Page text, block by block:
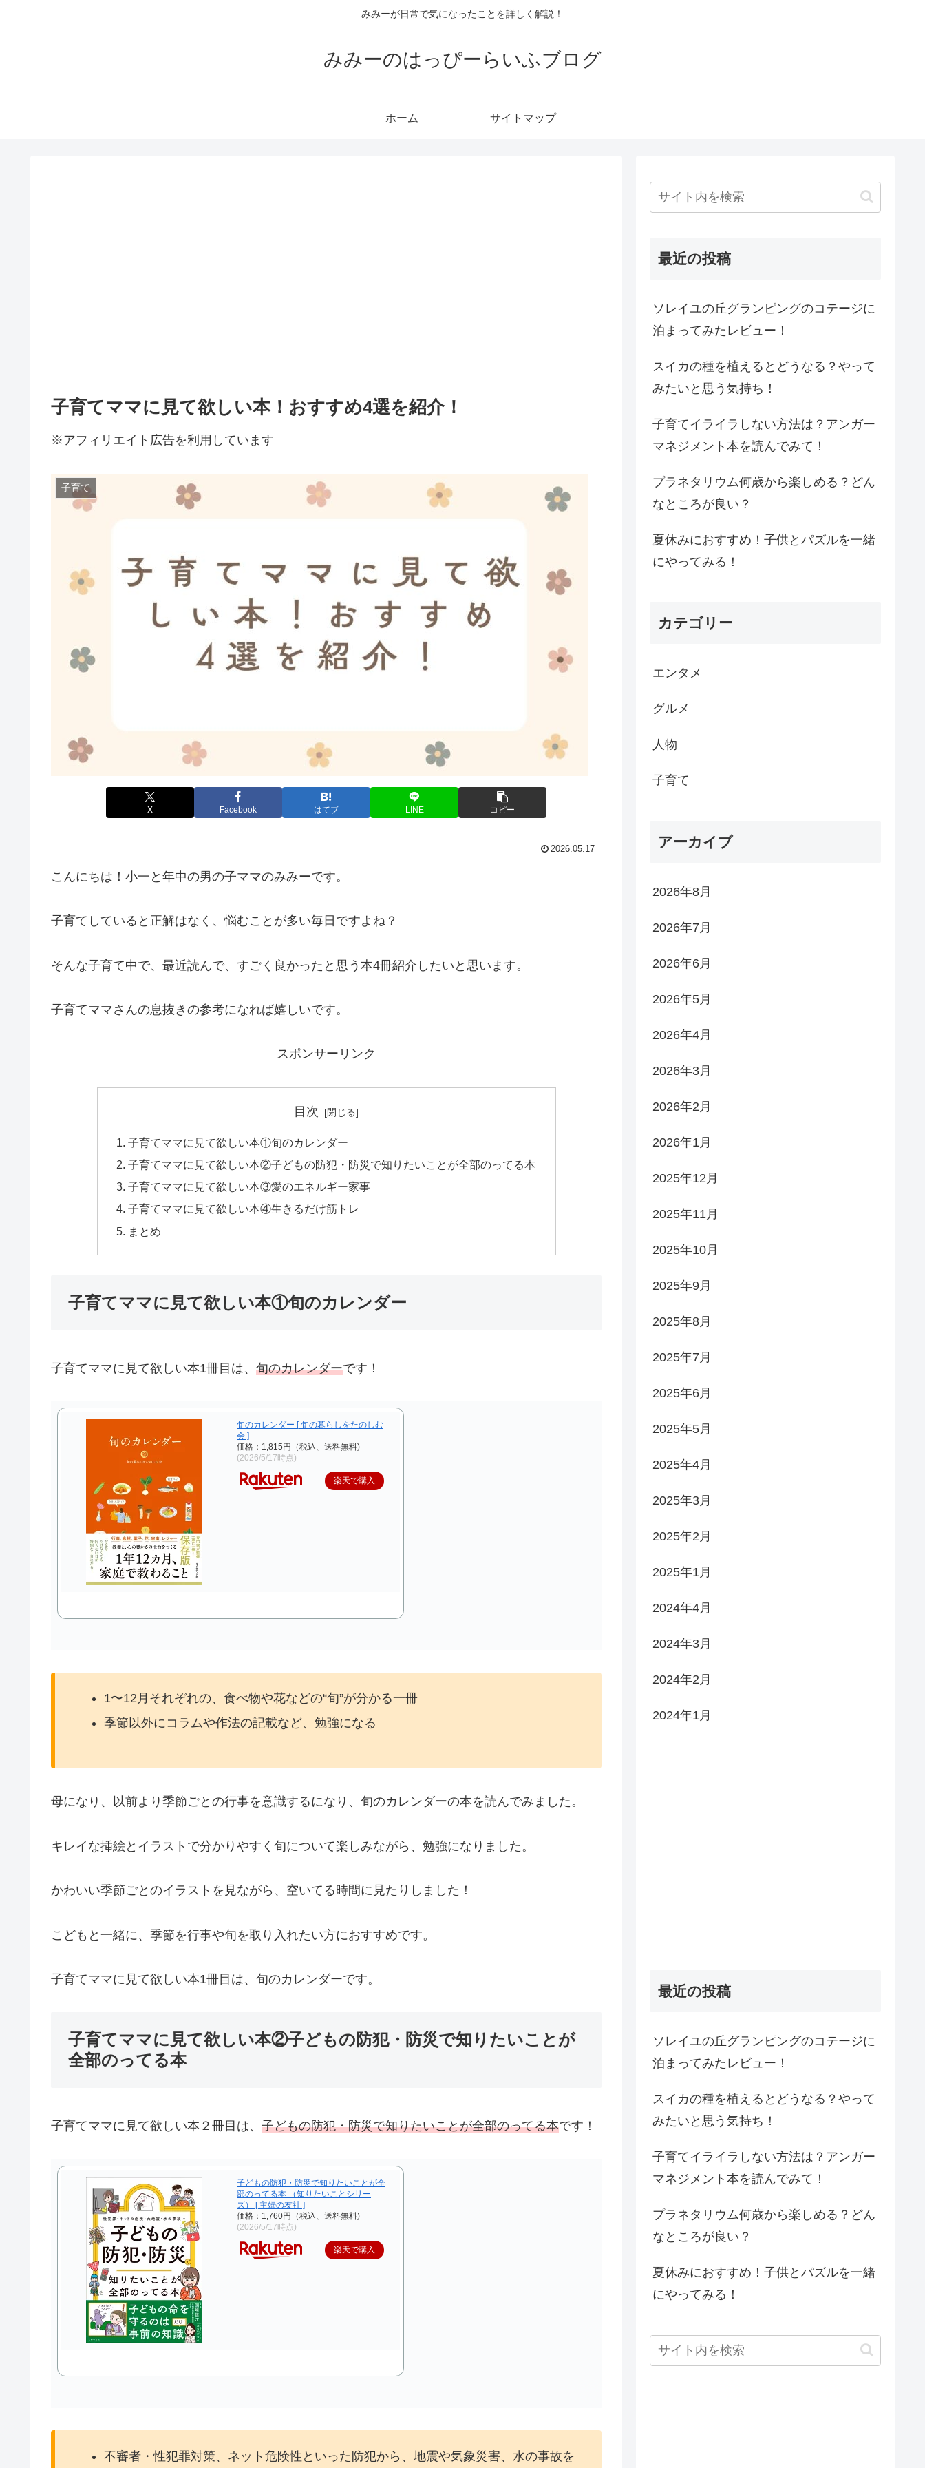
みみーが日常で気になったことを詳しく解説！
みみーのはっぴーらいふブログ
ホーム サイトマップ
子育てママに見て欲しい本！おすすめ4選を紹介！
※アフィリエイト広告を利用しています
子育て
X Facebook はてブ LINE コピー
2026.05.17
こんにちは！小一と年中の男の子ママのみみーです。
子育てしていると正解はなく、悩むことが多い毎日ですよね？
そんな子育て中で、最近読んで、すごく良かったと思う本4冊紹介したいと思います。
子育てママさんの息抜きの参考になれば嬉しいです。
スポンサーリンク
目次
子育てママに見て欲しい本①旬のカレンダー
子育てママに見て欲しい本②子どもの防犯・防災で知りたいことが全部のってる本
子育てママに見て欲しい本③愛のエネルギー家事
子育てママに見て欲しい本④生きるだけ筋トレ
まとめ
子育てママに見て欲しい本①旬のカレンダー
子育てママに見て欲しい本1冊目は、 旬のカレンダーです！
旬のカレンダー [ 旬の暮らしをたのしむ
会 ]
価格：1,815円（税込、送料無料)
(2026/5/17時点)
楽天で購入
1〜12月それぞれの、食べ物や花などの“旬”が分かる一冊
季節以外にコラムや作法の記載など、勉強になる
母になり、以前より季節ごとの行事を意識するになり、旬のカレンダーの本を読んでみました。
キレイな挿絵とイラストで分かりやすく旬について楽しみながら、勉強になりました。
かわいい季節ごとのイラストを見ながら、空いてる時間に見たりしました！
こどもと一緒に、季節を行事や旬を取り入れたい方におすすめです。
子育てママに見て欲しい本1冊目は、旬のカレンダーです。
子育てママに見て欲しい本②子どもの防犯・防災で知りたいことが
全部のってる本
子育てママに見て欲しい本２冊目は、 子どもの防犯・防災で知りたいことが全部のってる本です！
子どもの防犯・防災で知りたいことが全
部のってる本 （知りたいことシリー
ズ） [ 主婦の友社 ]
価格：1,760円（税込、送料無料)
(2026/5/17時点)
楽天で購入
不審者・性犯罪対策、ネット危険性といった防犯から、地震や気象災害、水の事故を
最近の投稿
ソレイユの丘グランピングのコテージに
泊まってみたレビュー！
スイカの種を植えるとどうなる？やって
みたいと思う気持ち！
子育てイライラしない方法は？アンガー
マネジメント本を読んでみて！
プラネタリウム何歳から楽しめる？どん
なところが良い？
夏休みにおすすめ！子供とパズルを一緒
にやってみる！
カテゴリー
エンタメ
グルメ
人物
子育て
アーカイブ
2026年8月
2026年7月
2026年6月
2026年5月
2026年4月
2026年3月
2026年2月
2026年1月
2025年12月
2025年11月
2025年10月
2025年9月
2025年8月
2025年7月
2025年6月
2025年5月
2025年4月
2025年3月
2025年2月
2025年1月
2024年4月
2024年3月
2024年2月
2024年1月
最近の投稿
ソレイユの丘グランピングのコテージに
泊まってみたレビュー！
スイカの種を植えるとどうなる？やって
みたいと思う気持ち！
子育てイライラしない方法は？アンガー
マネジメント本を読んでみて！
プラネタリウム何歳から楽しめる？どん
なところが良い？
夏休みにおすすめ！子供とパズルを一緒
にやってみる！